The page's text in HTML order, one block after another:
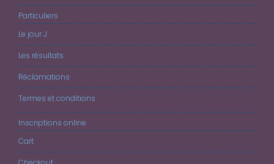
Particuliers
Le jour J
Les résultats
Réclamations
Termes et conditions
Inscriptions online
Cart